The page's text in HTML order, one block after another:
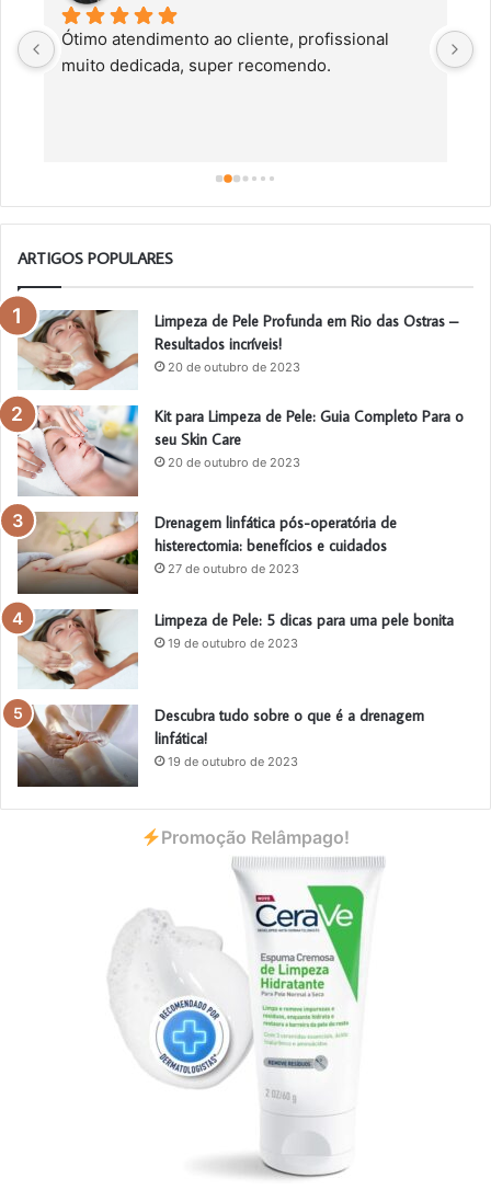
Ótimo atendimento ao cliente, profissional
muito dedicada, super recomendo.
ARTIGOS POPULARES
Limpeza de Pele Profunda em Rio das Ostras –
Resultados incríveis!
20 de outubro de 2023
Kit para Limpeza de Pele: Guia Completo Para o
seu Skin Care
20 de outubro de 2023
Drenagem linfática pós-operatória de
histerectomia: benefícios e cuidados
27 de outubro de 2023
Limpeza de Pele: 5 dicas para uma pele bonita
19 de outubro de 2023
Descubra tudo sobre o que é a drenagem
linfática!
19 de outubro de 2023
Promoção Relâmpago!